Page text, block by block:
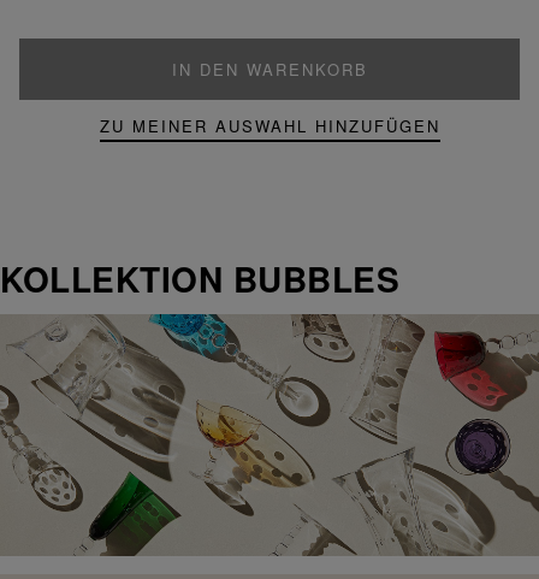
IN DEN WARENKORB
ZU MEINER AUSWAHL HINZUFÜGEN
KOLLEKTION BUBBLES